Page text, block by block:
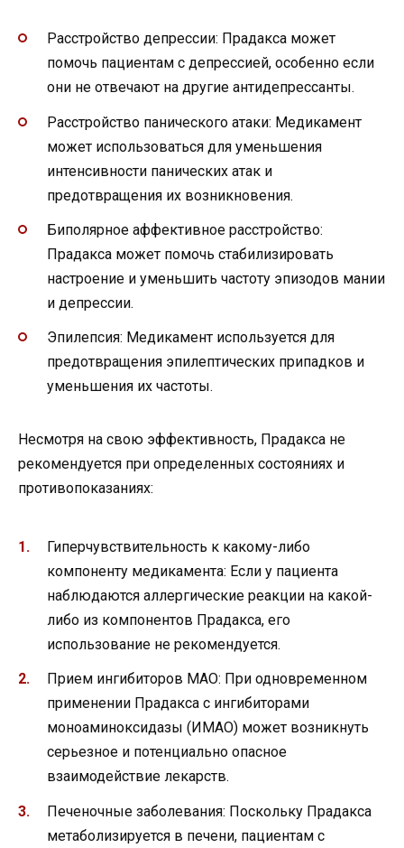
Расстройство депрессии: Прадакса может
помочь пациентам с депрессией, особенно если
они не отвечают на другие антидепрессанты.
Расстройство панического атаки: Медикамент
может использоваться для уменьшения
интенсивности панических атак и
предотвращения их возникновения.
Биполярное аффективное расстройство:
Прадакса может помочь стабилизировать
настроение и уменьшить частоту эпизодов мании
и депрессии.
Эпилепсия: Медикамент используется для
предотвращения эпилептических припадков и
уменьшения их частоты.
Несмотря на свою эффективность, Прадакса не
рекомендуется при определенных состояниях и
противопоказаниях:
Гиперчувствительность к какому-либо
компоненту медикамента: Если у пациента
наблюдаются аллергические реакции на какой-
либо из компонентов Прадакса, его
использование не рекомендуется.
Прием ингибиторов МАО: При одновременном
применении Прадакса с ингибиторами
моноаминоксидазы (ИМАО) может возникнуть
серьезное и потенциально опасное
взаимодействие лекарств.
Печеночные заболевания: Поскольку Прадакса
метаболизируется в печени, пациентам с